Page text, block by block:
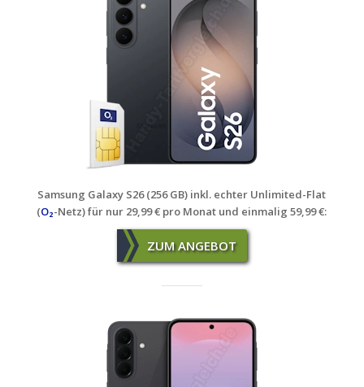
Samsung Galaxy S26 (256 GB) inkl. echter Unlimited-Flat
(O₂-Netz) für nur 29,99 € pro Monat und einmalig 59,99 €:
ZUM ANGEBOT